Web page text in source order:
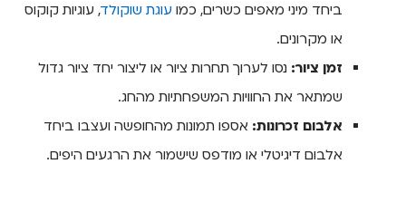
ביחד מיני מאפים כשרים, כמו עוגת שוקולד, עוגיות קוקוס
או מקרונים.
זמן ציור: נסו לערוך תחרות ציור או ליצור יחד ציור גדול
שמתאר את החוויות המשפחתיות מהחג.
אלבום זכרונות: אספו תמונות מהחופשה ועצבו ביחד
אלבום דיגיטלי או מודפס שישמור את הרגעים היפים.